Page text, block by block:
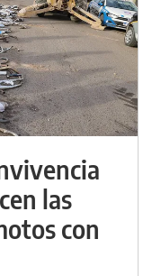
las
con